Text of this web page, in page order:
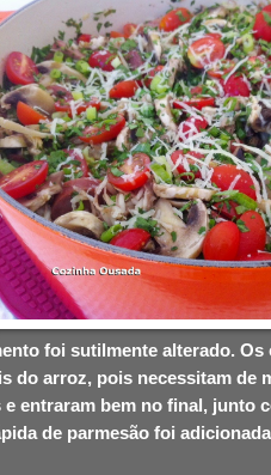
foi sutilmente alterado.
do arroz, pois necessitam de
entraram bem no final, junto
de parmesão foi